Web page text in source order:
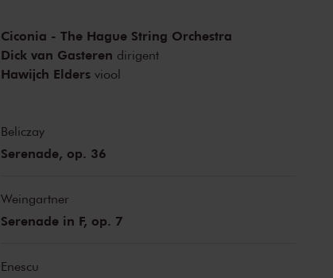
Ciconia - The Hague String Orchestra
Dick van Gasteren dirigent
Hawijch Elders viool
Beliczay
Serenade, op. 36
Weingartner
Serenade in F, op. 7
Enescu